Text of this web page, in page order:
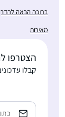
ברוכה הבאה להדרן
מאירות
הצטרפו
קבלו
Email